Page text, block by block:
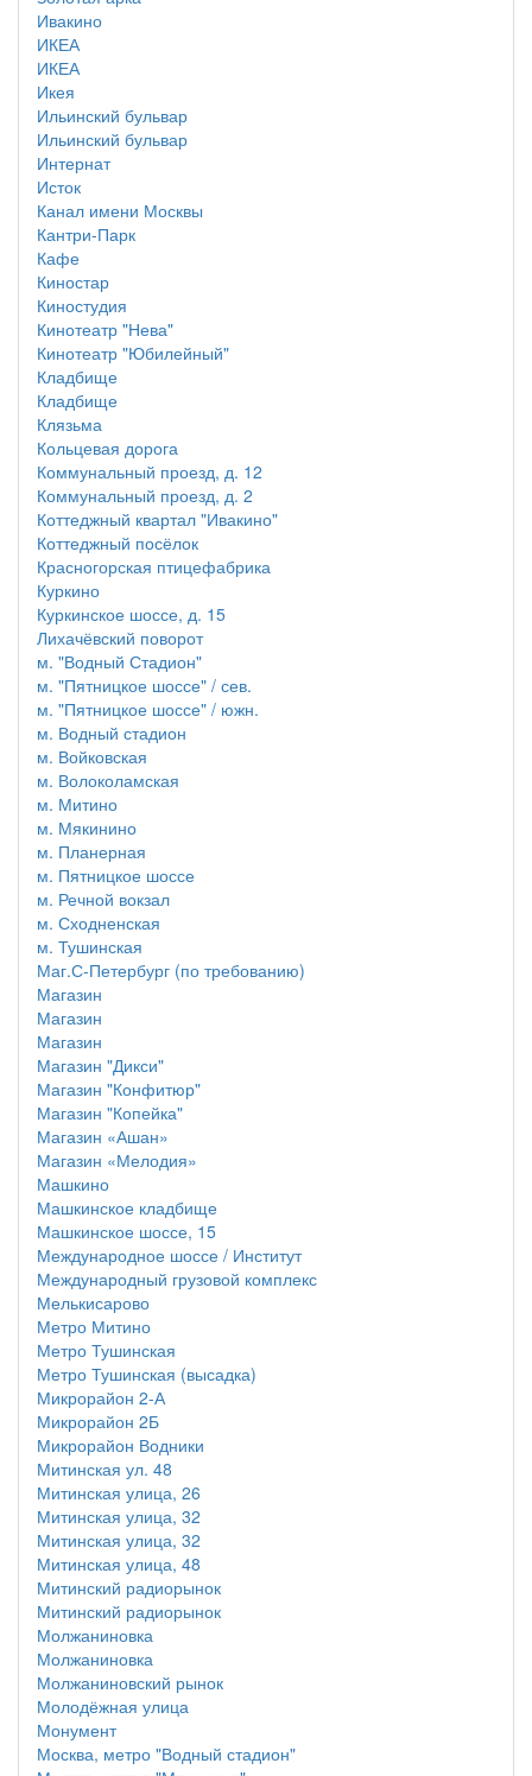
Ивакино
ИКЕА
ИКЕА
Икея
Ильинский бульвар
Ильинский бульвар
Интернат
Исток
Канал имени Москвы
Кантри-Парк
Кафе
Киностар
Киностудия
Кинотеатр "Нева"
Кинотеатр "Юбилейный"
Кладбище
Кладбище
Клязьма
Кольцевая дорога
Коммунальный проезд, д. 12
Коммунальный проезд, д. 2
Коттеджный квартал "Ивакино"
Коттеджный посёлок
Красногорская птицефабрика
Куркино
Куркинское шоссе, д. 15
Лихачёвский поворот
м. "Водный Стадион"
м. "Пятницкое шоссе" / сев.
м. "Пятницкое шоссе" / южн.
м. Водный стадион
м. Войковская
м. Волоколамская
м. Митино
м. Мякинино
м. Планерная
м. Пятницкое шоссе
м. Речной вокзал
м. Сходненская
м. Тушинская
Маг.С-Петербург (по требованию)
Магазин
Магазин
Магазин
Магазин "Дикси"
Магазин "Конфитюр"
Магазин "Копейка"
Магазин «Ашан»
Магазин «Мелодия»
Машкино
Машкинское кладбище
Машкинское шоссе, 15
Международное шоссе / Институт
Международный грузовой комплекс
Мелькисарово
Метро Митино
Метро Тушинская
Метро Тушинская (высадка)
Микрорайон 2-А
Микрорайон 2Б
Микрорайон Водники
Митинская ул. 48
Митинская улица, 26
Митинская улица, 32
Митинская улица, 32
Митинская улица, 48
Митинский радиорынок
Митинский радиорынок
Молжаниновка
Молжаниновка
Молжаниновский рынок
Молодёжная улица
Монумент
Москва, метро "Водный стадион"